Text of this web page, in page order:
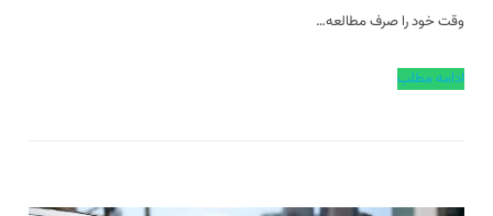
وقت خود را صرف مطالعه…
ادامه مطلب